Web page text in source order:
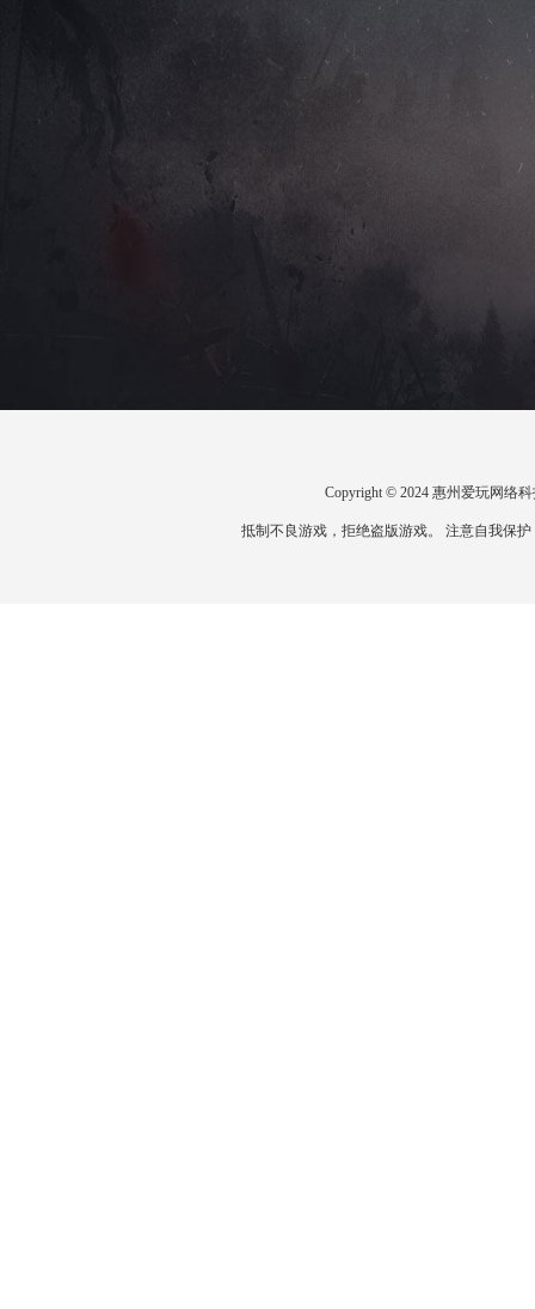
Copyright © 2024 惠州爱玩网络
抵制不良游戏，拒绝盗版游戏。 注意自我保